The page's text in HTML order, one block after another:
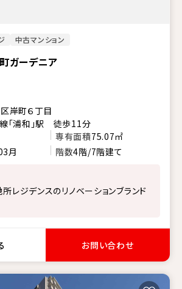
中古マンション
ガーデニア
岸町６丁目
「浦和」駅 徒歩11分
専有面積75.07㎡
月 階数4階/7階建て
所レジデンスのリノベーションブランド
お問い合わせ